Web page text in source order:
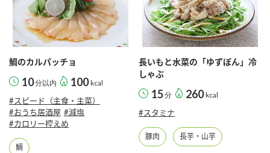
鯛のカルパッチョ
10分以内 100 kcal
#スピード（主食・主菜）
#おうち居酒屋 #減塩
#カロリー控えめ
鯛
長いもと水菜の「ゆずぽん」冷
しゃぶ
15分 260 kcal
#スタミナ
豚肉 長芋・山芋